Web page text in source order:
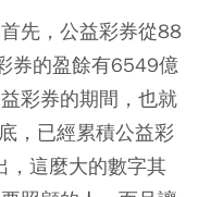
先，公益彩券從88
券的盈餘有6549億
彩券的期間，也就
，已經累積公益彩
，這麼大的數字其